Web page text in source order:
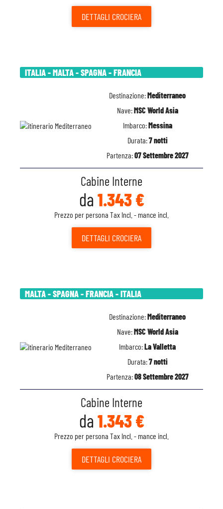
DETTAGLI CROCIERA
ITALIA - MALTA - SPAGNA - FRANCIA
Destinazione:Mediterraneo
Nave:MSC World Asia
Imbarco:Messina
Durata:7 notti
Partenza:07 Settembre 2027
Cabine Interne
da 1.343 €
Prezzo per persona Tax Incl. - mance incl.
DETTAGLI CROCIERA
MALTA - SPAGNA - FRANCIA - ITALIA
Destinazione:Mediterraneo
Nave:MSC World Asia
Imbarco:La Valletta
Durata:7 notti
Partenza:08 Settembre 2027
Cabine Interne
da 1.343 €
Prezzo per persona Tax Incl. - mance incl.
DETTAGLI CROCIERA